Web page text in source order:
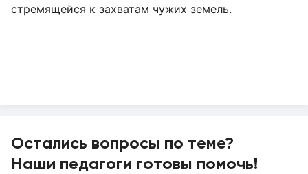
стремящейся к захватам чужих земель.
Остались вопросы по теме?
Наши педагоги готовы помочь!